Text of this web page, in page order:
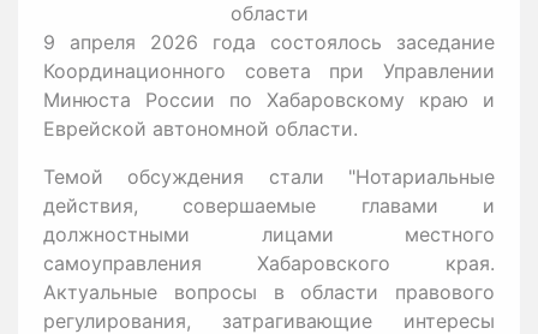
области
9 апреля 2026 года состоялось заседание
Координационного совета при Управлении
Минюста России по Хабаровскому краю и
Еврейской автономной области.
Темой обсуждения стали "Нотариальные
действия, совершаемые главами и
должностными лицами местного
самоуправления Хабаровского края.
Актуальные вопросы в области правового
регулирования, затрагивающие интересы